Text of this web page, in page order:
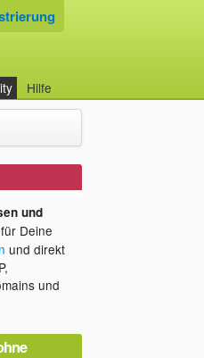
Hilfe
und
Deine
und direkt
und